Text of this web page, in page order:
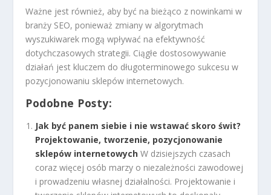
Ważne jest również, aby być na bieżąco z nowinkami w
branży SEO, ponieważ zmiany w algorytmach
wyszukiwarek mogą wpływać na efektywność
dotychczasowych strategii. Ciągłe dostosowywanie
działań jest kluczem do długoterminowego sukcesu w
pozycjonowaniu sklepów internetowych.
Podobne Posty:
Jak być panem siebie i nie wstawać skoro świt?
Projektowanie, tworzenie, pozycjonowanie
sklepów internetowych W dzisiejszych czasach
coraz więcej osób marzy o niezależności zawodowej
i prowadzeniu własnej działalności. Projektowanie i